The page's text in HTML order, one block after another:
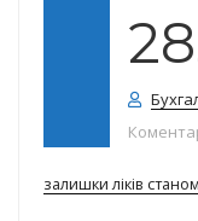
залишки ліків